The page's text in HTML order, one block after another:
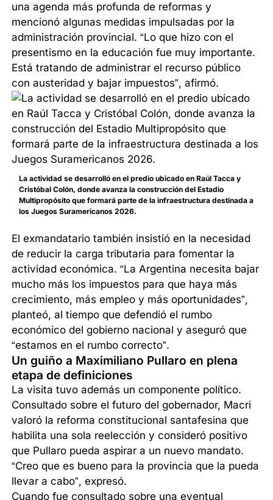
una agenda más profunda de reformas y
mencionó algunas medidas impulsadas por la
administración provincial. “Lo que hizo con el
presentismo en la educación fue muy importante.
Está tratando de administrar el recurso público
con austeridad y bajar impuestos”, afirmó.
La actividad se desarrolló en el predio ubicado en Raúl Tacca y
Cristóbal Colón, donde avanza la construcción del Estadio
Multipropósito que formará parte de la infraestructura destinada a
los Juegos Suramericanos 2026.
El exmandatario también insistió en la necesidad
de reducir la carga tributaria para fomentar la
actividad económica. “La Argentina necesita bajar
mucho más los impuestos para que haya más
crecimiento, más empleo y más oportunidades”,
planteó, al tiempo que defendió el rumbo
económico del gobierno nacional y aseguró que
“estamos en el rumbo correcto”.
Un guiño a Maximiliano Pullaro en plena
etapa de definiciones
La visita tuvo además un componente político.
Consultado sobre el futuro del gobernador, Macri
valoró la reforma constitucional santafesina que
habilita una sola reelección y consideró positivo
que Pullaro pueda aspirar a un nuevo mandato.
“Creo que es bueno para la provincia que la pueda
llevar a cabo”, expresó.
Cuando fue consultado sobre una eventual